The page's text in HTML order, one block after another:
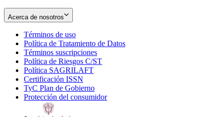
Acerca de nosotros
Términos de uso
in
new
window
Política de Tratamiento de Datos
Términos suscripciones
in
Política de Riesgos C/ST
Política SAGRILAFT
new
window
Certificación ISSN
in
new
TyC Plan de Gobierno
in
Protección del consumidorOpens